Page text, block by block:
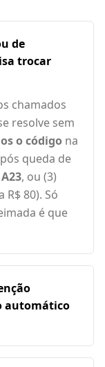
de
trocar
chamados
resolve sem
o código na
queda de
, ou (3)
80). Só
é que
automático